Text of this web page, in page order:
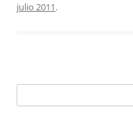
julio 2011.